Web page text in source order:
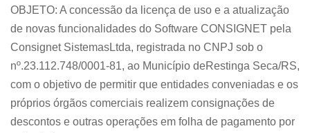
OBJETO: A concessão da licença de uso e a atualização
de novas funcionalidades do Software CONSIGNET pela
Consignet SistemasLtda, registrada no CNPJ sob o
nº.23.112.748/0001-81, ao Município deRestinga Seca/RS,
com o objetivo de permitir que entidades conveniadas e os
próprios órgãos comerciais realizem consignações de
descontos e outras operações em folha de pagamento por